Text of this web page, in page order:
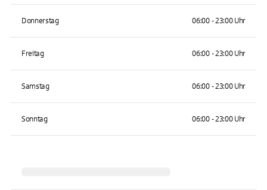
Donnerstag 06:00 - 23:00 Uhr
Freitag 06:00 - 23:00 Uhr
Samstag 06:00 - 23:00 Uhr
Sonntag 06:00 - 23:00 Uhr